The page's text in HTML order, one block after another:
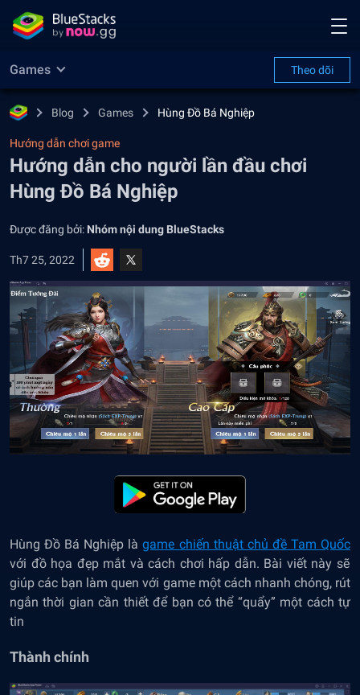
Games Theo dõi
Blog Games Hùng Đồ Bá Nghiệp
Hướng dẫn chơi game
Hướng dẫn cho người lần đầu chơi
Hùng Đồ Bá Nghiệp
Được đăng bởi: Nhóm nội dung BlueStacks
Th7 25, 2022
Hùng Đồ Bá Nghiệp làgame chiến thuật chủ đề Tam Quốc
với đồ họa đẹp mắt và cách chơi hấp dẫn. Bài viết này sẽ
giúp các bạn làm quen với game một cách nhanh chóng, rút
ngắn thời gian cần thiết để bạn có thể “quẩy” một cách tự
tin
Thành chính